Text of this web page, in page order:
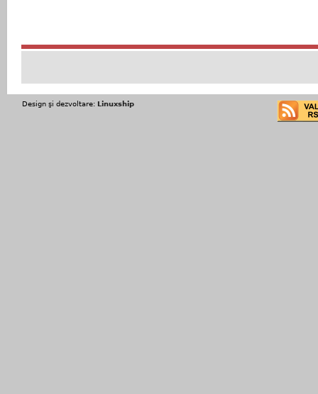
Design şi dezvoltare: Linuxship